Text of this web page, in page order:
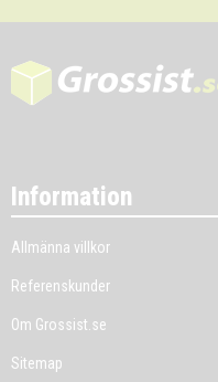
Information
Allmänna villkor
Referenskunder
Om Grossist.se
Sitemap